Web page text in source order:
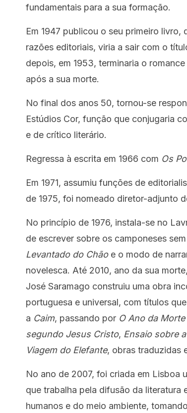
fundamentais para a sua formação.
Em 1947 publicou o seu primeiro livro,
razões editoriais, viria a sair com o
depois, em 1953, terminaria o romance
após a sua morte.
No final dos anos 50, tornou-se
Estúdios Cor, função que conjugaria
e de crítico literário.
Regressa à escrita em 1966 com Os
Em 1971, assumiu funções de
de 1975, foi nomeado diretor-adjunto
No princípio de 1976, instala-se no
de escrever sobre os camponeses
Levantado do Chãoe o modo de
novelesca. Até 2010, ano da sua
José Saramago construiu uma obra
portuguesa e universal, com títulos
a Caim, passando por O Ano da
segundo Jesus Cristo, Ensaio sobre
Viagem do Elefante, obras traduzidas
No ano de 2007, foi criada em Lisboa
que trabalha pela difusão da literatura
humanos e do meio ambiente,